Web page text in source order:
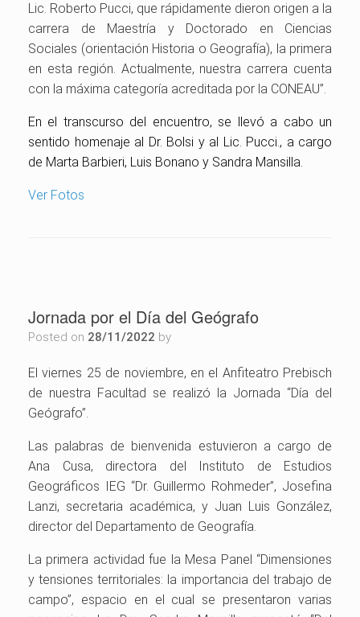
Lic. Roberto Pucci, que rápidamente dieron origen a la
carrera de Maestría y Doctorado en Ciencias
Sociales (orientación Historia o Geografía), la primera
en esta región. Actualmente, nuestra carrera cuenta
con la máxima categoría acreditada por la CONEAU”.
En el transcurso del encuentro, se llevó a cabo un
sentido homenaje al Dr. Bolsi y al Lic. Pucci., a cargo
de Marta Barbieri, Luis Bonano y Sandra Mansilla.
Ver Fotos
Jornada por el Día del Geógrafo
Posted on 28/11/2022 by
El viernes 25 de noviembre, en el Anfiteatro Prebisch
de nuestra Facultad se realizó la Jornada “Día del
Geógrafo”.
Las palabras de bienvenida estuvieron a cargo de
Ana Cusa, directora del Instituto de Estudios
Geográficos IEG “Dr. Guillermo Rohmeder”, Josefina
Lanzi, secretaria académica, y Juan Luis González,
director del Departamento de Geografía.
La primera actividad fue la Mesa Panel “Dimensiones
y tensiones territoriales: la importancia del trabajo de
campo”, espacio en el cual se presentaron varias